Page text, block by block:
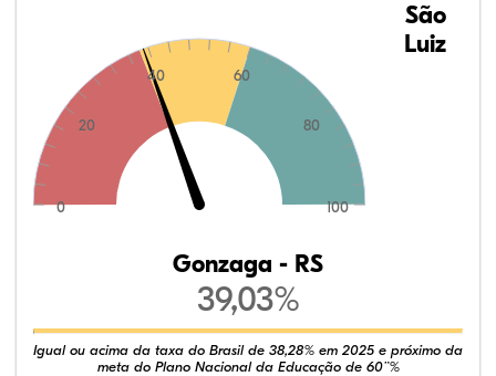
0
20
40 60
80
100
São
Luiz
Gonzaga - RS
39,03%
Igual ou acima da taxa do Brasil de 38,28% em 2025 e próximo da
meta do Plano Nacional da Educação de 60¨%